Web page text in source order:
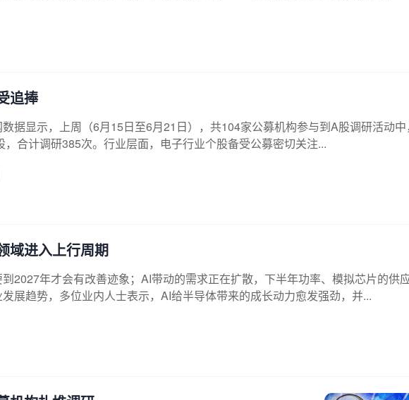
追捧
据显示，上周（6月15日至6月21日），共104家公募机构参与到A股调研活动
合计调研385次。行业层面，电子行业个股备受公募密切关注...
域进入上行周期
2027年才会有改善迹象；AI带动的需求正在扩散，下半年功率、模拟芯片的供
趋势，多位业内人士表示，AI给半导体带来的成长动力愈发强劲，并...